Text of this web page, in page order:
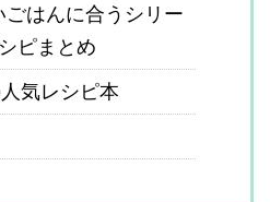
はんに合うシリー
ピまとめ
気レシピ本